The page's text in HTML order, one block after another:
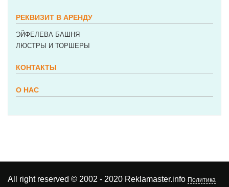
РЕКВИЗИТ В АРЕНДУ
ЭЙФЕЛЕВА БАШНЯ
ЛЮСТРЫ И ТОРШЕРЫ
КОНТАКТЫ
О НАС
All right reserved © 2002 - 2020 Reklamaster.info Политика